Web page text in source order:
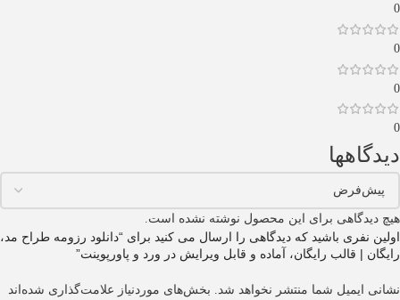
0
0
0
0
دیدگاهها
هیچ دیدگاهی برای این محصول نوشته نشده است.
اولین نفری باشید که دیدگاهی را ارسال می کنید برای “دانلود رزومه طراح مد،
رایگان | قالب رایگان، آماده و قابل ویرایش در ورد و پاورپوینت”
نشانی ایمیل شما منتشر نخواهد شد. بخش‌های موردنیاز علامت‌گذاری شده‌اند